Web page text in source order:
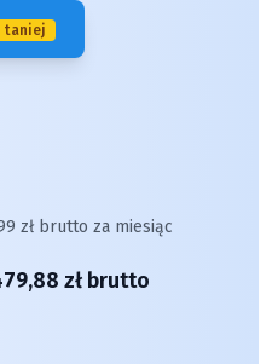
taniej
zł brutto za miesiąc
zł brutto